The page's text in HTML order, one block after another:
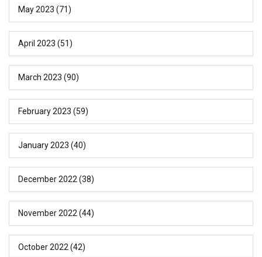
May 2023 (71)
April 2023 (51)
March 2023 (90)
February 2023 (59)
January 2023 (40)
December 2022 (38)
November 2022 (44)
October 2022 (42)